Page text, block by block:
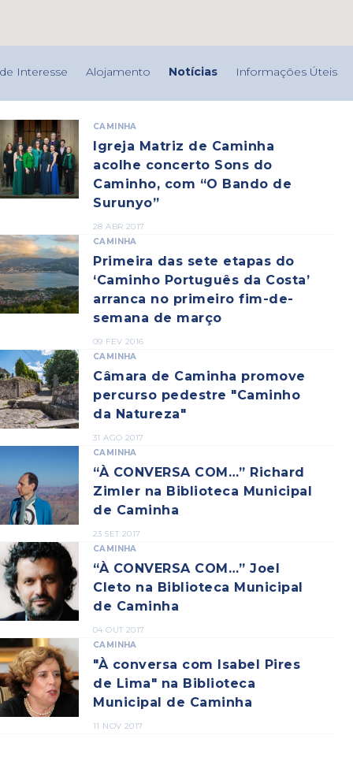
Interesse Alojamento Notícias Informações Úteis
CAMINHA
Igreja Matriz de Caminha
acolhe concerto Sons do
Caminho, com “O Bando de
Surunyo”
28 ABR 2017
CAMINHA
Primeira das sete etapas do
‘Caminho Português da Costa’
arranca no primeiro fim-de-
semana de março
09 FEV 2016
CAMINHA
Câmara de Caminha promove
percurso pedestre "Caminho
da Natureza"
31 AGO 2017
CAMINHA
“À CONVERSA COM…” Richard
Zimler na Biblioteca Municipal
de Caminha
23 SET 2017
CAMINHA
“À CONVERSA COM…” Joel
Cleto na Biblioteca Municipal
de Caminha
04 OUT 2017
CAMINHA
"À conversa com Isabel Pires
de Lima" na Biblioteca
Municipal de Caminha
11 NOV 2017